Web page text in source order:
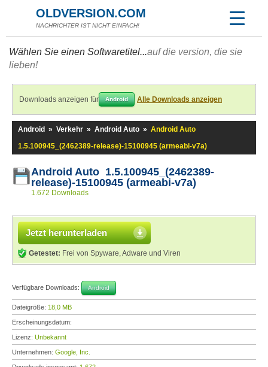
OLDVERSION.COM
NACHRICHTER IST NICHT EINFACH!
Wählen Sie einen Softwaretitel...auf die version, die sie
lieben!
Downloads anzeigen für Android Alle Downloads anzeigen
Android » Verkehr » Android Auto » Android Auto
1.5.100945_(2462389-release)-15100945 (armeabi-v7a)
Android Auto 1.5.100945_(2462389-
release)-15100945 (armeabi-v7a)
1.672 Downloads
Jetzt herunterladen
Getestet: Frei von Spyware, Adware und Viren
Verfügbare Downloads: Android
Dateigröße: 18,0 MB
Erscheinungsdatum:
Lizenz: Unbekannt
Unternehmen: Google, Inc.